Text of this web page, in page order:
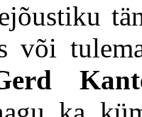
või